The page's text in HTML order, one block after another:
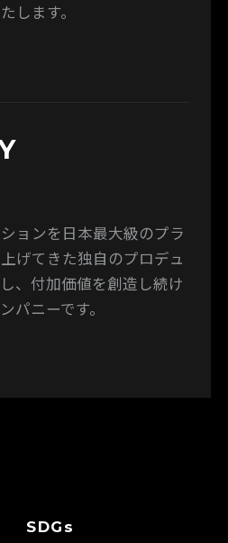
します。
ョンを日本最大級のプラ
げてきた独自のプロデュ
、付加価値を創造し続け
パニーです。
SDGs